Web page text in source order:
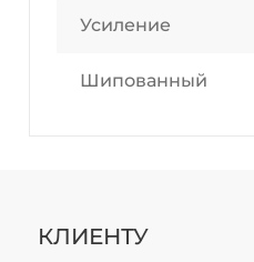
Усиление
Шипованный
КЛИЕНТУ